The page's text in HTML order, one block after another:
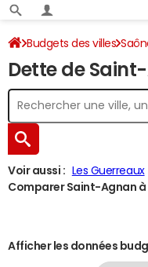
Budgets des villes
Dette au 31/12/2024
Dette de
Voir aussi : Les Guerreaux
Comparer Saint-Agnan à
Afficher les données